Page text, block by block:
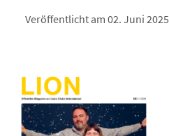
Veröffentlicht am 02. Juni 2025